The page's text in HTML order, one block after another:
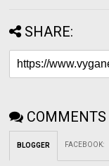
SHARE:
COMMENTS
BLOGGER FACEBOOK: